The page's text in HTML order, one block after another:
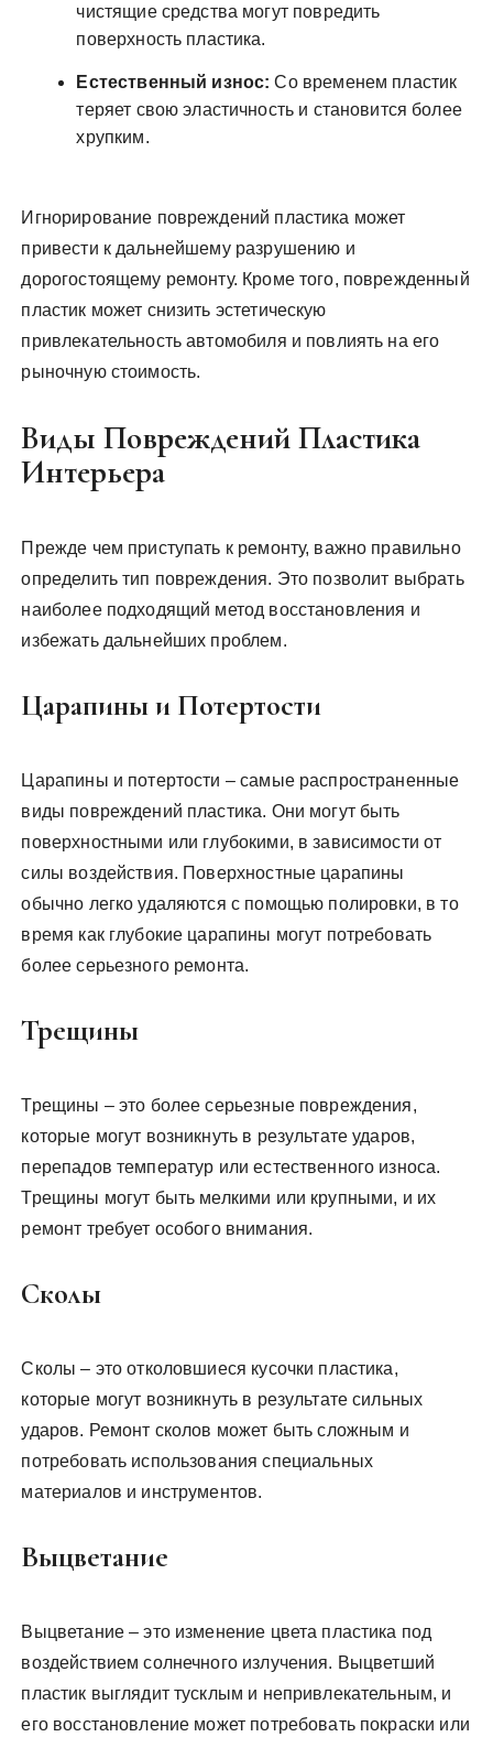
чистящие средства могут повредить
поверхность пластика.
Естественный износ: Со временем пластик
теряет свою эластичность и становится более
хрупким.
Игнорирование повреждений пластика может
привести к дальнейшему разрушению и
дорогостоящему ремонту. Кроме того, поврежденный
пластик может снизить эстетическую
привлекательность автомобиля и повлиять на его
рыночную стоимость.
Виды Повреждений Пластика
Интерьера
Прежде чем приступать к ремонту, важно правильно
определить тип повреждения. Это позволит выбрать
наиболее подходящий метод восстановления и
избежать дальнейших проблем.
Царапины и Потертости
Царапины и потертости – самые распространенные
виды повреждений пластика. Они могут быть
поверхностными или глубокими, в зависимости от
силы воздействия. Поверхностные царапины
обычно легко удаляются с помощью полировки, в то
время как глубокие царапины могут потребовать
более серьезного ремонта.
Трещины
Трещины – это более серьезные повреждения,
которые могут возникнуть в результате ударов,
перепадов температур или естественного износа.
Трещины могут быть мелкими или крупными, и их
ремонт требует особого внимания.
Сколы
Сколы – это отколовшиеся кусочки пластика,
которые могут возникнуть в результате сильных
ударов. Ремонт сколов может быть сложным и
потребовать использования специальных
материалов и инструментов.
Выцветание
Выцветание – это изменение цвета пластика под
воздействием солнечного излучения. Выцветший
пластик выглядит тусклым и непривлекательным, и
его восстановление может потребовать покраски или